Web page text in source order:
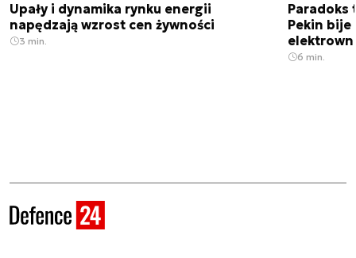
Upały i dynamika rynku energii
napędzają wzrost cen żywności
3 min.
Paradoks
Pekin bije
6 min.